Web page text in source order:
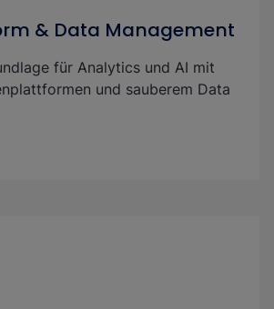
& Data Management
für Analytics und AI mit
und sauberem Data